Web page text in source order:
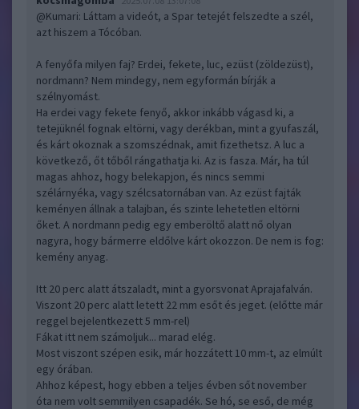
@Kumari: Láttam a videót, a Spar tetejét felszedte a szél,
azt hiszem a Tócóban.
A fenyőfa milyen faj? Erdei, fekete, luc, ezüst (zöldezüst),
nordmann? Nem mindegy, nem egyformán bírják a
szélnyomást.
Ha erdei vagy fekete fenyő, akkor inkább vágasd ki, a
tetejüknél fognak eltörni, vagy derékban, mint a gyufaszál,
és kárt okoznak a szomszédnak, amit fizethetsz. A luc a
következő, őt tőből rángathatja ki. Az is fasza. Már, ha túl
magas ahhoz, hogy belekapjon, és nincs semmi
szélárnyéka, vagy szélcsatornában van. Az ezüst fajták
keményen állnak a talajban, és szinte lehetetlen eltörni
őket. A nordmann pedig egy emberöltő alatt nő olyan
nagyra, hogy bármerre eldőlve kárt okozzon. De nem is fog:
kemény anyag.
Itt 20 perc alatt átszaladt, mint a gyorsvonat Aprajafalván.
Viszont 20 perc alatt letett 22 mm esőt és jeget. (előtte már
reggel bejelentkezett 5 mm-rel)
Fákat itt nem számoljuk... marad elég.
Most viszont szépen esik, már hozzátett 10 mm-t, az elmúlt
egy órában.
Ahhoz képest, hogy ebben a teljes évben sőt november
óta nem volt semmilyen csapadék. Se hó, se eső, de még